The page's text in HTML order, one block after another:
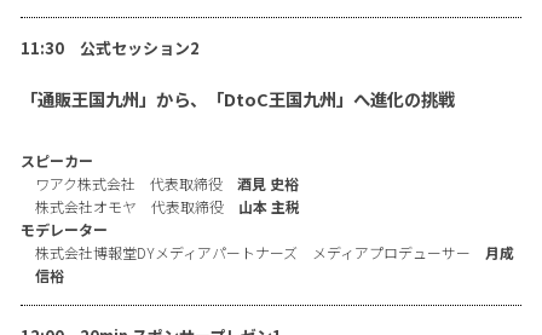
11:30 公式セッション2
「通販王国九州」から、「DtoC王国九州」へ進化の挑戦
スピーカー
ワアク株式会社 代表取締役 酒見 史裕
株式会社オモヤ 代表取締役 山本 主税
モデレーター
株式会社博報堂DYメディアパートナーズ メディアプロデューサー 月成
信裕